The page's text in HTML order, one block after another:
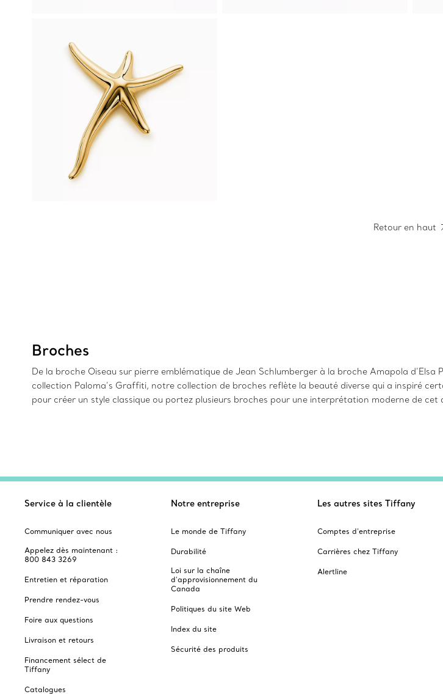
Retour en haut
Broches
De la broche Oiseau sur pierre emblématique de Jean Schlumberger à la broche Amapola
collection Paloma’s Graffiti, notre collection de broches reflète la beauté diverse qui a inspiré
pour créer un style classique ou portez plusieurs broches pour une interprétation moderne de cet
Service à la clientèle
Communiquer avec nous
Appelez dès maintenant :
800 843 3269
Entretien et réparation
Prendre rendez-vous
Foire aux questions
Livraison et retours
Financement sélect de
Tiffany
Catalogues
Notre entreprise
Le monde de Tiffany
Durabilité
Loi sur la chaîne
d'approvisionnement du
Canada
Politiques du site Web
Index du site
Sécurité des produits
Les autres sites Tiffany
Comptes d’entreprise
Carrières chez Tiffany
Alertline